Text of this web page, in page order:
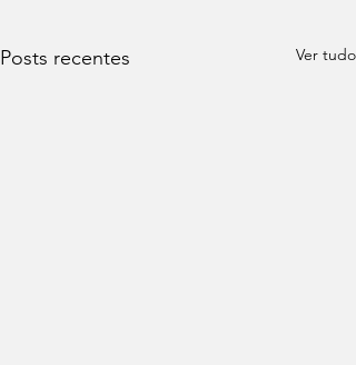
Posts recentes Ver tudo